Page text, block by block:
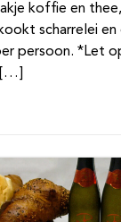
koffie en thee,
scharrelei en
persoon. *Let
[…]